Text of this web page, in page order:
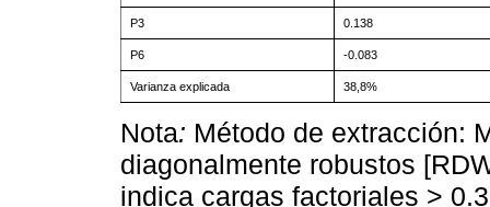
P3 0.138
P6 -0.083
Varianza explicada 38,8%
Nota: Método de extracción:
diagonalmente robustos
indica cargas factoriales >